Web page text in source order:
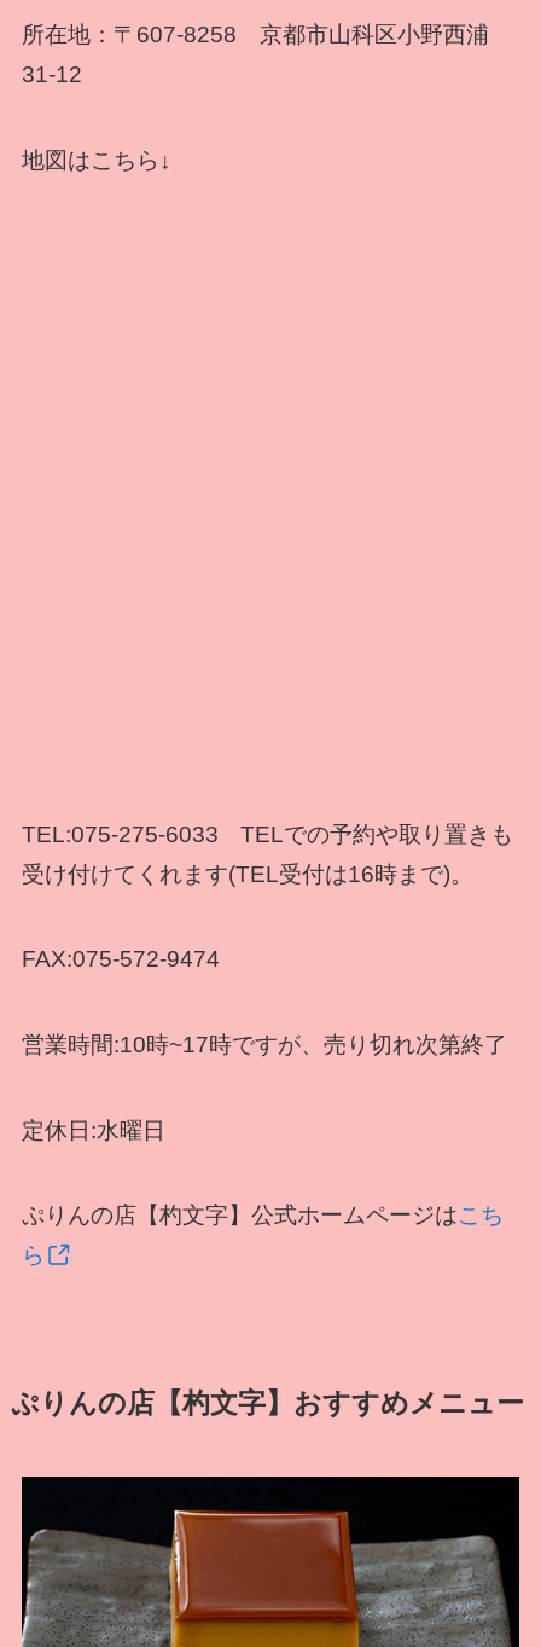
所在地：〒607-8258 京都市山科区小野西浦
31-12
地図はこちら↓
TEL:075-275-6033 TELでの予約や取り置きも
受け付けてくれます(TEL受付は16時まで)。
FAX:075-572-9474
営業時間:10時~17時ですが、売り切れ次第終了
定休日:水曜日
ぷりんの店【杓文字】公式ホームページはこち
ら
ぷりんの店【杓文字】おすすめメニュー